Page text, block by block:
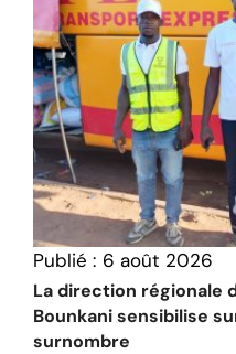
Publié : 6 août 2026
La direction régionale
Bounkani sensibilise
surnombre